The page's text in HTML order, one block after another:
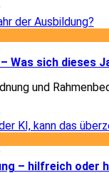
Was sich dieses
und
– hilfreich oder